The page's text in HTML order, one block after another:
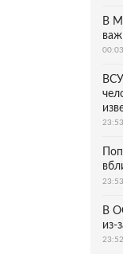
В
00:03
В
из-